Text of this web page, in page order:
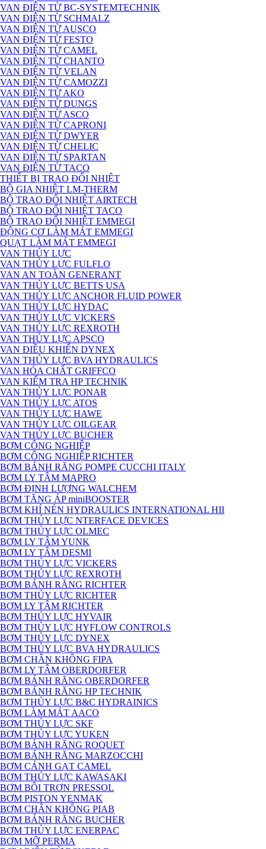
VAN ĐIỆN TỪ BC-SYSTEMTECHNIK
VAN ĐIỆN TỪ SCHMALZ
VAN ĐIỆN TỪ AUSCO
VAN ĐIỆN TỪ FESTO
VAN ĐIỆN TỪ CAMEL
VAN ĐIỆN TỪ CHANTO
VAN ĐIỆN TỪ VELAN
VAN ĐIỆN TỪ CAMOZZI
VAN ĐIỆN TỪ AKO
VAN ĐIỆN TỪ DUNGS
VAN ĐIỆN TỪ ASCO
VAN ĐIỆN TỪ CAPRONI
VAN ĐIỆN TỪ DWYER
VAN ĐIỆN TỪ CHELIC
VAN ĐIỆN TỪ SPARTAN
VAN ĐIỆN TỪ TACO
THIẾT BỊ TRAO ĐỔI NHIỆT
BỘ GIA NHIỆT LM-THERM
BỘ TRAO ĐỔI NHIỆT AIRTECH
BỘ TRAO ĐỔI NHIỆT TACO
BỘ TRAO ĐỔI NHIỆT EMMEGI
ĐỘNG CƠ LÀM MÁT EMMEGI
QUẠT LÀM MÁT EMMEGI
VAN THỦY LỰC
VAN THỦY LỰC FULFLO
VAN AN TOÀN GENERANT
VAN THỦY LỰC BETTS USA
VAN THỦY LỰC ANCHOR FLUID POWER
VAN THỦY LỰC HYDAC
VAN THỦY LỰC VICKERS
VAN THỦY LỰC REXROTH
VAN THỦY LỰC APSCO
VAN ĐIỀU KHIỂN DYNEX
VAN THỦY LỰC BVA HYDRAULICS
VAN HÓA CHẤT GRIFFCO
VAN KIỂM TRA HP TECHNIK
VAN THỦY LỰC PONAR
VAN THỦY LỰC ATOS
VAN THỦY LỰC HAWE
VAN THỦY LỰC OILGEAR
VAN THỦY LỰC BUCHER
BƠM CÔNG NGHIỆP
BƠM CÔNG NGHIỆP RICHTER
BƠM BÁNH RĂNG POMPE CUCCHI ITALY
BƠM LY TÂM MAPRO
BƠM ĐỊNH LƯỢNG WALCHEM
BƠM TĂNG ÁP miniBOOSTER
BƠM KHÍ NÉN HYDRAULICS INTERNATIONAL HII
BƠM THỦY LỰC NTERFACE DEVICES
BƠM THỦY LỰC OLMEC
BƠM LY TÂM YUNK
BƠM LY TÂM DESMI
BƠM THỦY LỰC VICKERS
BƠM THỦY LỰC REXROTH
BƠM BÁNH RĂNG RICHTER
BƠM THỦY LỰC RICHTER
BƠM LY TÂM RICHTER
BƠM THỦY LỰC HYVAIR
BƠM THỦY LỰC HYFLOW CONTROLS
BƠM THỦY LỰC DYNEX
BƠM THỦY LỰC BVA HYDRAULICS
BƠM CHÂN KHÔNG FIPA
BƠM LY TÂM OBERDORFER
BƠM BÁNH RĂNG OBERDORFER
BƠM BÁNH RĂNG HP TECHNIK
BƠM THỦY LỰC B&C HYDRAINICS
BƠM LÀM MÁT AACO
BƠM THỦY LỰC SKF
BƠM THỦY LỰC YUKEN
BƠM BÁNH RĂNG ROQUET
BƠM BÁNH RĂNG MARZOCCHI
BƠM CÁNH GẠT CAMEL
BƠM THỦY LỰC KAWASAKI
BƠM BÔI TRƠN PRESSOL
BƠM PISTON YENMAK
BƠM CHÂN KHÔNG PIAB
BƠM BÁNH RĂNG BUCHER
BƠM THỦY LỰC ENERPAC
BƠM MỠ PERMA